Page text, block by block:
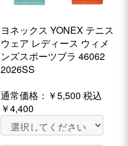
ヨネックス YONEX テニス
ウェア レディース ウィメ
ンズスポーツブラ 46062
2026SS
通常価格： ￥5,500 税込
￥4,400